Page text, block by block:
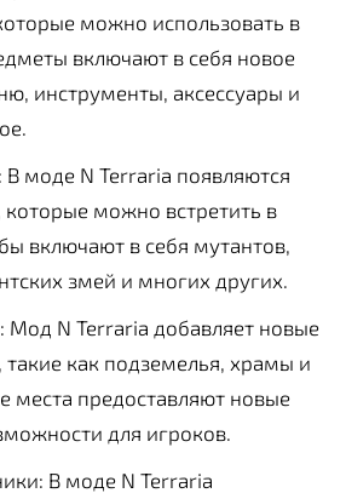
можно использовать в
включают в себя новое
инструменты, аксессуары и
моде N Terraria появляются
можно встретить в
включают в себя мутантов,
змей и многих других.
Мод N Terraria добавляет новые
такие как подземелья, храмы и
места предоставляют новые
для игроков.
В моде N Terraria